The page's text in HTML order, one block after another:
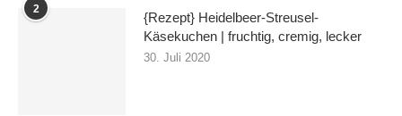
2
{Rezept} Heidelbeer-Streusel-
Käsekuchen | fruchtig, cremig, lecker
30. Juli 2020